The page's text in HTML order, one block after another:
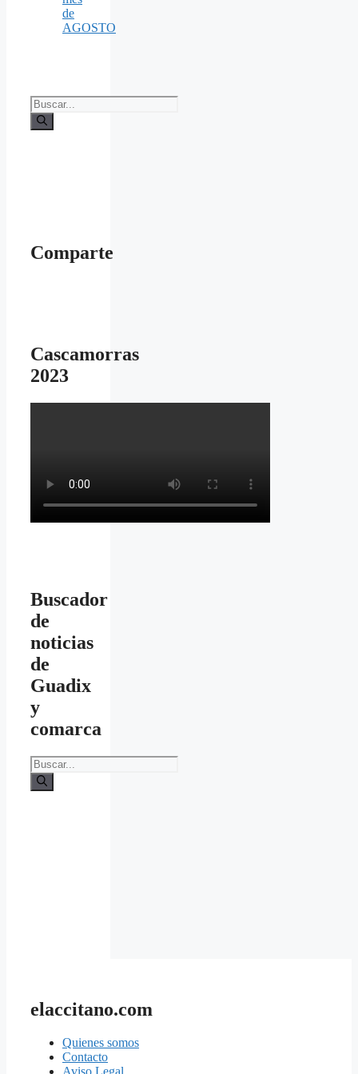
de
AGOSTO
Buscar:
Comparte
Cascamorras
2023
Buscador
de
noticias
de
Guadix
y
comarca
Buscar:
elaccitano.com
Quienes somos
Contacto